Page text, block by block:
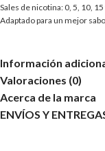
Sales de nicotina: 0, 5, 10,
Adaptado para un mejor
Información
Valoraciones (0)
Acerca de la marca
ENVÍOS Y